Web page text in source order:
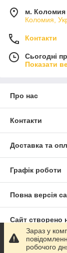
м. Коломия
Коломия,
Контакти
Сьогодні
Показати
Про нас
Контакти
Доставка та
Графік роботи
Повна версія
Сайт створено
Політика
Зараз у
робочого